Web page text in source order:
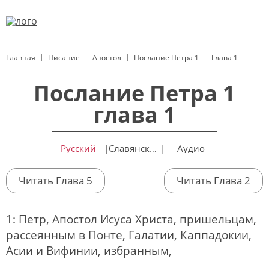
Главная Писание Апостол Послание Петра 1 Глава 1
Послание Петра 1
глава 1
Русский | Славянский | Аудио
Читать Глава 5 Читать Глава 2
1: Петр, Апостол Исуса Христа, пришельцам,
рассеянным в Понте, Галатии, Каппадокии,
Асии и Вифинии, избранным,